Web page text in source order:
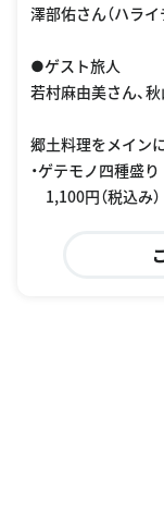
澤部佑さん（ハライ
●ゲスト旅人
若村麻由美さん、秋
郷土料理をメイン
・ゲテモノ四種盛り
1,100円（税込み）